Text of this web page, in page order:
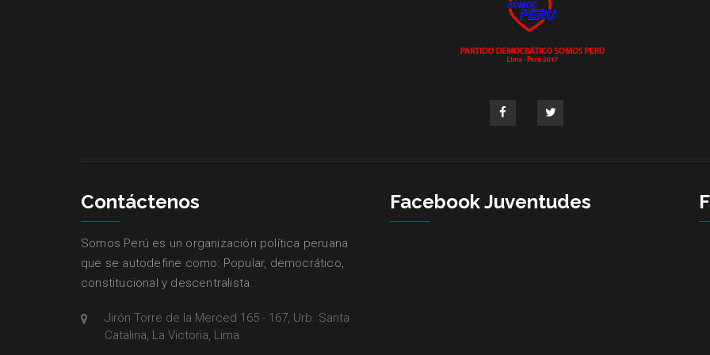
Contáctenos
Somos Perú es un organización política peruana
que se autodefine como: Popular, democrático,
constitucional y descentralista.
Jirón Torre de la Merced 165 - 167, Urb. Santa
Catalina, La Victoria, Lima
Facebook Juventudes